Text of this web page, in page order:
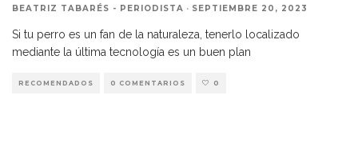
BEATRIZ TABARÉS - PERIODISTA · SEPTIEMBRE 20, 2023
Si tu perro es un fan de la naturaleza, tenerlo localizado
mediante la última tecnología es un buen plan
RECOMENDADOS 0 COMENTARIOS 0